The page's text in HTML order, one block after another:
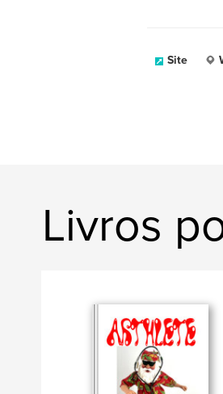
Site
Livros